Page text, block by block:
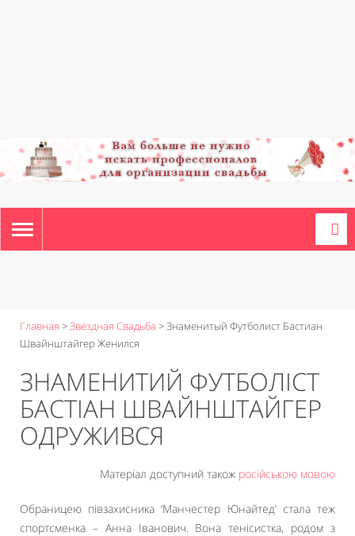
TOGGLE
NAVIGATION
Главная >Звездная Свадьба >Знаменитый Футболист Бастиан
Швайнштайгер Женился
ЗНАМЕНИТИЙ ФУТБОЛІСТ
БАСТІАН ШВАЙНШТАЙГЕР
ОДРУЖИВСЯ
Матеріал доступний також російською мовою
Обраницею півзахисника ‘Манчестер Юнайтед’ стала теж
спортсменка – Анна Іванович. Вона тенісистка, родом з